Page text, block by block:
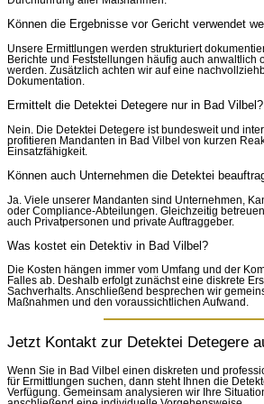
Können die Ergebnisse vor Gericht verwendet
Unsere Ermittlungen werden strukturiert
Berichte und Feststellungen häufig auch anwaltlich
werden. Zusätzlich achten wir auf eine
Dokumentation.
Ermittelt die Detektei Detegere nur in Bad Vilbel?
Nein. Die Detektei Detegere ist bundesweit und
profitieren Mandanten in Bad Vilbel von kurzen
Einsatzfähigkeit.
Können auch Unternehmen die Detektei
Ja. Viele unserer Mandanten sind Unternehmen,
oder Compliance-Abteilungen. Gleichzeitig
auch Privatpersonen und private Auftraggeber.
Was kostet ein Detektiv in Bad Vilbel?
Die Kosten hängen immer vom Umfang und der
Falles ab. Deshalb erfolgt zunächst eine diskrete
Sachverhalts. Anschließend besprechen wir
Maßnahmen und den voraussichtlichen Aufwand.
Jetzt Kontakt zur Detektei Detegere
Wenn Sie in Bad Vilbel einen diskreten und
für Ermittlungen suchen, dann steht Ihnen die
Verfügung. Gemeinsam analysieren wir Ihre